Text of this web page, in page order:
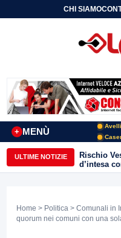
CHI SIAMO
MENÙ
+
ULTIME NOTIZIE
Rischio
d’intesa
firmato il
Home > Politica > Comunali in
quorum nei comuni con una